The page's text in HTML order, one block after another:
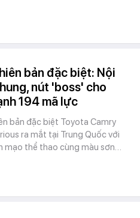
bản đặc biệt: Nội
nút 'boss' cho
194 mã lực
bản đặc biệt Toyota Camry
ra mắt tại Trung Quốc với
mạo thể thao cùng màu sơn…